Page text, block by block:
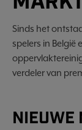
Sinds het
spelers in België
verdeler van
NIEUWE